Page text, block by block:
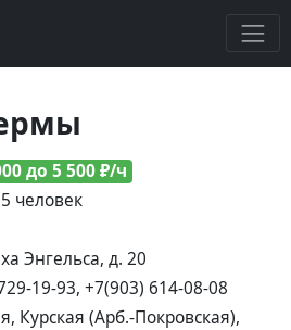
до 5 500 ₽/ч
человек
Энгельса, д. 20
19-93, +7(903) 614-08-08
Курская (Арб.-Покровская),